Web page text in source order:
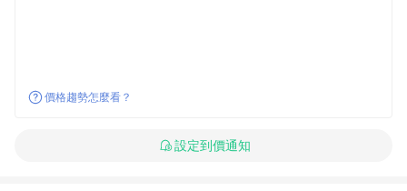
價格趨勢怎麼看？
設定到價通知